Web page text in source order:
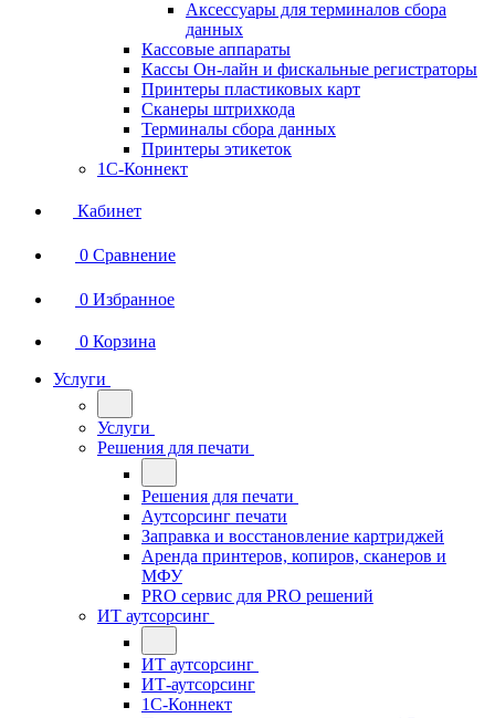
Аксессуары для терминалов сбора
данных
Кассовые аппараты
Кассы Он-лайн и фискальные регистраторы
Принтеры пластиковых карт
Сканеры штрихкода
Терминалы сбора данных
Принтеры этикеток
1С-Коннект
Кабинет
0 Сравнение
0 Избранное
0 Корзина
Услуги
Услуги
Решения для печати
Решения для печати
Аутсорсинг печати
Заправка и восстановление картриджей
Аренда принтеров, копиров, сканеров и
МФУ
PRO сервис для PRO решений
ИТ аутсорсинг
ИТ аутсорсинг
ИТ-аутсорсинг
1С-Коннект